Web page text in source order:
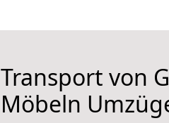
Transport von
Möbeln